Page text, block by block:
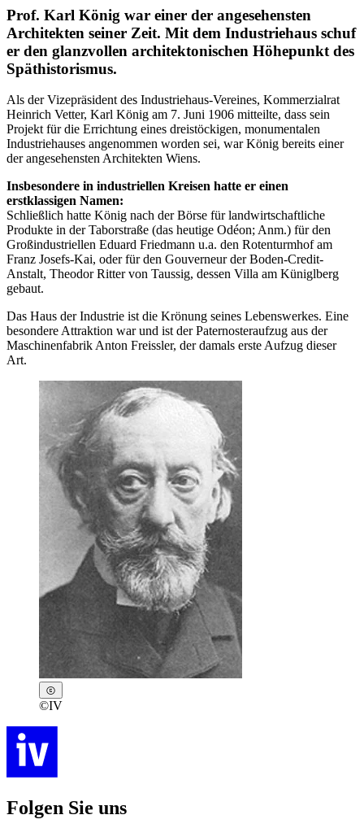
Prof. Karl König war einer der angesehensten
Architekten seiner Zeit. Mit dem Industriehaus schuf
er den glanzvollen architektonischen Höhepunkt des
Späthistorismus.
Als der Vizepräsident des Industriehaus-Vereines, Kommerzialrat
Heinrich Vetter, Karl König am 7. Juni 1906 mitteilte, dass sein
Projekt für die Errichtung eines dreistöckigen, monumentalen
Industriehauses angenommen worden sei, war König bereits einer
der angesehensten Architekten Wiens.
Insbesondere in industriellen Kreisen hatte er einen
erstklassigen Namen:
Schließlich hatte König nach der Börse für landwirtschaftliche
Produkte in der Taborstraße (das heutige Odéon; Anm.) für den
Großindustriellen Eduard Friedmann u.a. den Rotenturmhof am
Franz Josefs-Kai, oder für den Gouverneur der Boden-Credit-
Anstalt, Theodor Ritter von Taussig, dessen Villa am Küniglberg
gebaut.
Das Haus der Industrie ist die Krönung seines Lebenswerkes. Eine
besondere Attraktion war und ist der Paternosteraufzug aus der
Maschinenfabrik Anton Freissler, der damals erste Aufzug dieser
Art.
©IV
Folgen Sie uns